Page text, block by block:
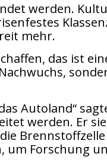
werden.
mehr.
das ist
Autoland“
werden. Er
Forschung